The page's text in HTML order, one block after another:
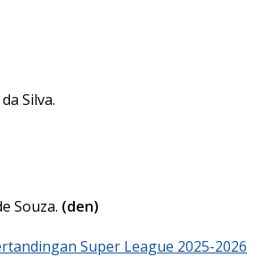
Silva.
Souza. (den)
Super League 2025-2026